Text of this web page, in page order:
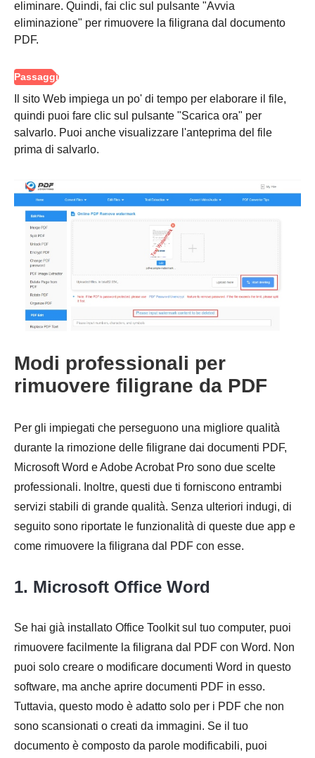
Passo 1.
eliminare. Quindi, fai clic sul pulsante "Avvia
eliminazione" per rimuovere la filigrana dal documento
PDF.
Passaggio
3.
Il sito Web impiega un po' di tempo per elaborare il file,
quindi puoi fare clic sul pulsante "Scarica ora" per
salvarlo. Puoi anche visualizzare l'anteprima del file
prima di salvarlo.
Modi professionali per
rimuovere filigrane da PDF
Per gli impiegati che perseguono una migliore qualità
durante la rimozione delle filigrane dai documenti PDF,
Microsoft Word e Adobe Acrobat Pro sono due scelte
professionali. Inoltre, questi due ti forniscono entrambi
servizi stabili di grande qualità. Senza ulteriori indugi, di
seguito sono riportate le funzionalità di queste due app e
come rimuovere la filigrana dal PDF con esse.
1. Microsoft Office Word
Se hai già installato Office Toolkit sul tuo computer, puoi
rimuovere facilmente la filigrana dal PDF con Word. Non
puoi solo creare o modificare documenti Word in questo
software, ma anche aprire documenti PDF in esso.
Tuttavia, questo modo è adatto solo per i PDF che non
sono scansionati o creati da immagini. Se il tuo
documento è composto da parole modificabili, puoi